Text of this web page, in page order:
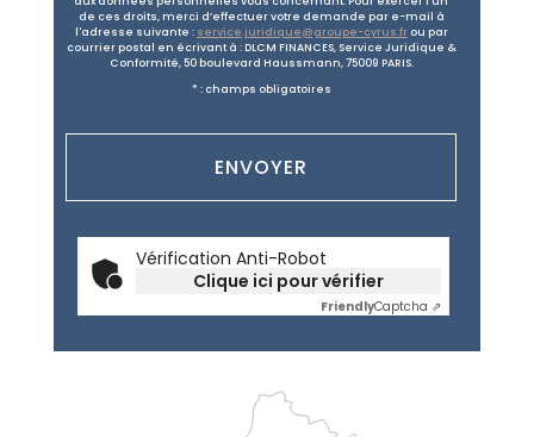
de ces droits, merci d’effectuer votre demande par e-mail à
l'adresse suivante : service.juridique@groupe-cyrus.frou par
courrier postal en écrivant à : DLCM FINANCES, Service Juridique &
Conformité, 50 boulevard Haussmann, 75009 PARIS.
* : champs obligatoires
Vérification Anti-Robot
Clique ici pour vérifier
FriendlyCaptcha ⇗